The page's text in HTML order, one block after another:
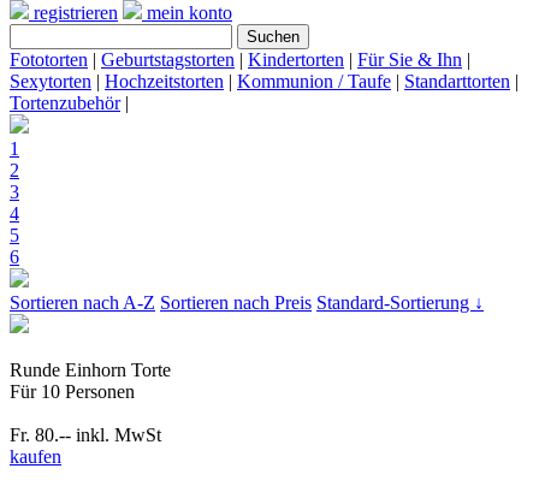
registrieren
mein konto
Fototorten | Geburtstagstorten | Kindertorten | Für Sie & Ihn |
Sexytorten | Hochzeitstorten | Kommunion / Taufe | Standarttorten |
Tortenzubehör|
1
2
3
4
5
6
Sortieren nach A-Z Sortieren nach Preis Standard-Sortierung ↓
Runde Einhorn Torte
Für 10 Personen
Fr. 80.-- inkl. MwSt
kaufen